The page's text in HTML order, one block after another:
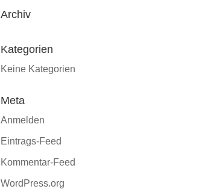
Archiv
Kategorien
Keine Kategorien
Meta
Anmelden
Eintrags-Feed
Kommentar-Feed
WordPress.org